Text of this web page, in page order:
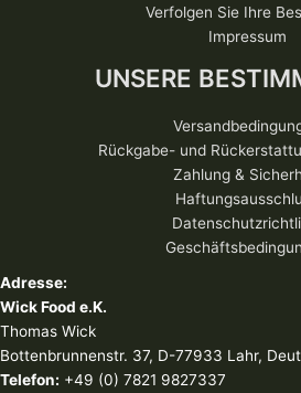
Verfolgen Sie Ihre
Impressum
UNSERE
Rückgabe- und
Zahlung &
Adresse:
Wick Food e.K.
Thomas Wick
Bottenbrunnenstr. 37, D-77933 Lahr,
Telefon: +49 (0) 7821 9827337